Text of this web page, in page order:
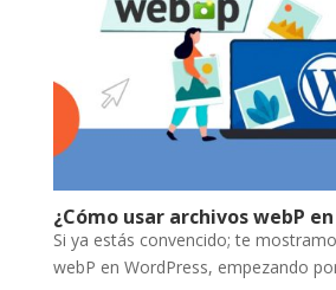
¿Cómo usar archivos webP
Si ya estás convencido; te
webP en WordPress, empezando